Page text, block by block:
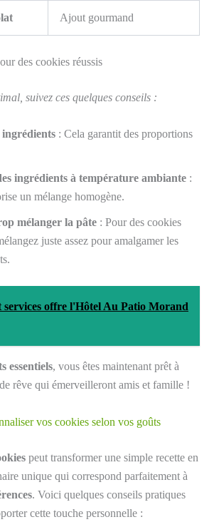
Ajout gourmand
des cookies réussis
suivez ces quelques conseils :
ingrédients : Cela garantit des proportions
ingrédients à température ambiante :
un mélange homogène.
mélanger la pâte : Pour des cookies
juste assez pour amalgamer les
services offre l'Hôtel Au Patio Morand
essentiels, vous êtes maintenant prêt à
rêve qui émerveilleront amis et famille !
vos cookies selon vos goûts
peut transformer une simple recette en
unique qui correspond parfaitement à
. Voici quelques conseils pratiques
cette touche personnelle :